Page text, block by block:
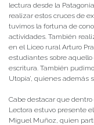
lectura desde la
realizar estos cruces de
tuvimos la fortuna de
actividades. También
en el Liceo rural Arturo
estudiantes sobre
escritura. También
Utopía’, quienes además
Cabe destacar que dentro
Lectora estuvo presente
Miguel Muñoz, quien